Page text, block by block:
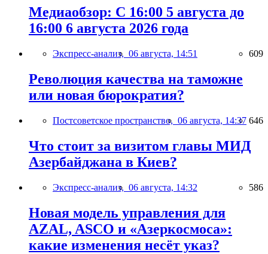
Медиаобзор: С 16:00 5 августа до
16:00 6 августа 2026 года
Экспресс-анализ, 06 августа, 14:51 609
Революция качества на таможне
или новая бюрократия?
Постсоветское пространство, 06 августа, 14:37 646
Что стоит за визитом главы МИД
Азербайджана в Киев?
Экспресс-анализ, 06 августа, 14:32 586
Новая модель управления для
AZAL, ASCO и «Азеркосмоса»:
какие изменения несёт указ?